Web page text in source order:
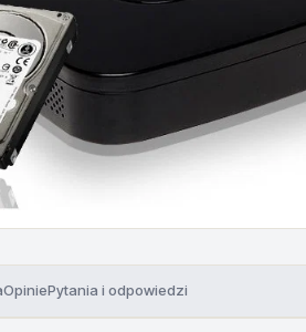
OpiniePytania i odpowiedzi